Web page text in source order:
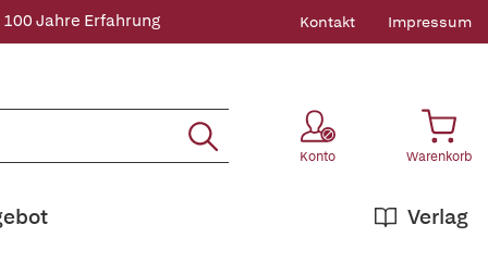
100 Jahre Erfahrung Kontakt Impressum
Konto Warenkorb
Verlag